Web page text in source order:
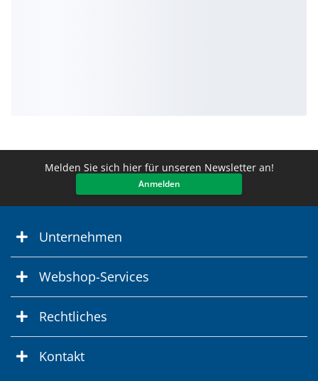
Melden Sie sich hier für unseren Newsletter an!
Anmelden
Unternehmen
Webshop-Services
Rechtliches
Kontakt